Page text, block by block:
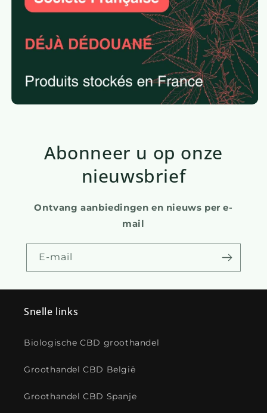
Abonneer u op onze
nieuwsbrief
Ontvang aanbiedingen en nieuws per e-
mail
E-mail
Snelle links
Biologische CBD groothandel
Groothandel CBD België
Groothandel CBD Spanje